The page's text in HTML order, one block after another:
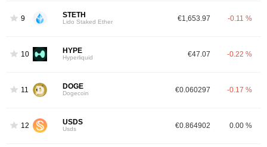
9 STETH
Lido Staked Ether €1,653.97 -0.11 %
10 HYPE
Hyperliquid €47.07 -0.22 %
11 DOGE
Dogecoin €0.060297 -0.17 %
12 USDS
Usds €0.864902 0.00 %